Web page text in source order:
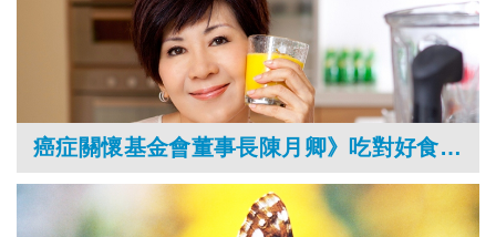
癌症關懷基金會董事長陳月卿》吃對好食物，健康事天天做！